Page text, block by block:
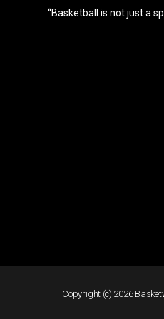
“Basketball is not just a
Copyright (c) 2026